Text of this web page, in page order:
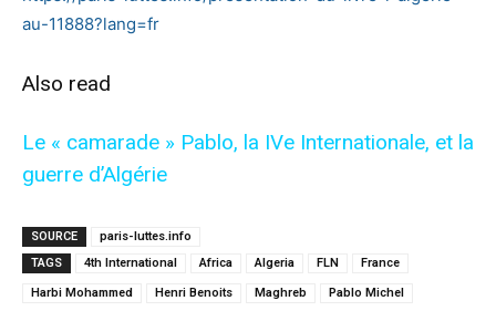
au-11888?lang=fr
Also read
Le « camarade » Pablo, la IVe Internationale, et la
guerre d’Algérie
SOURCE
paris-luttes.info
TAGS
4th International Africa Algeria FLN France
Harbi Mohammed Henri Benoits Maghreb Pablo Michel